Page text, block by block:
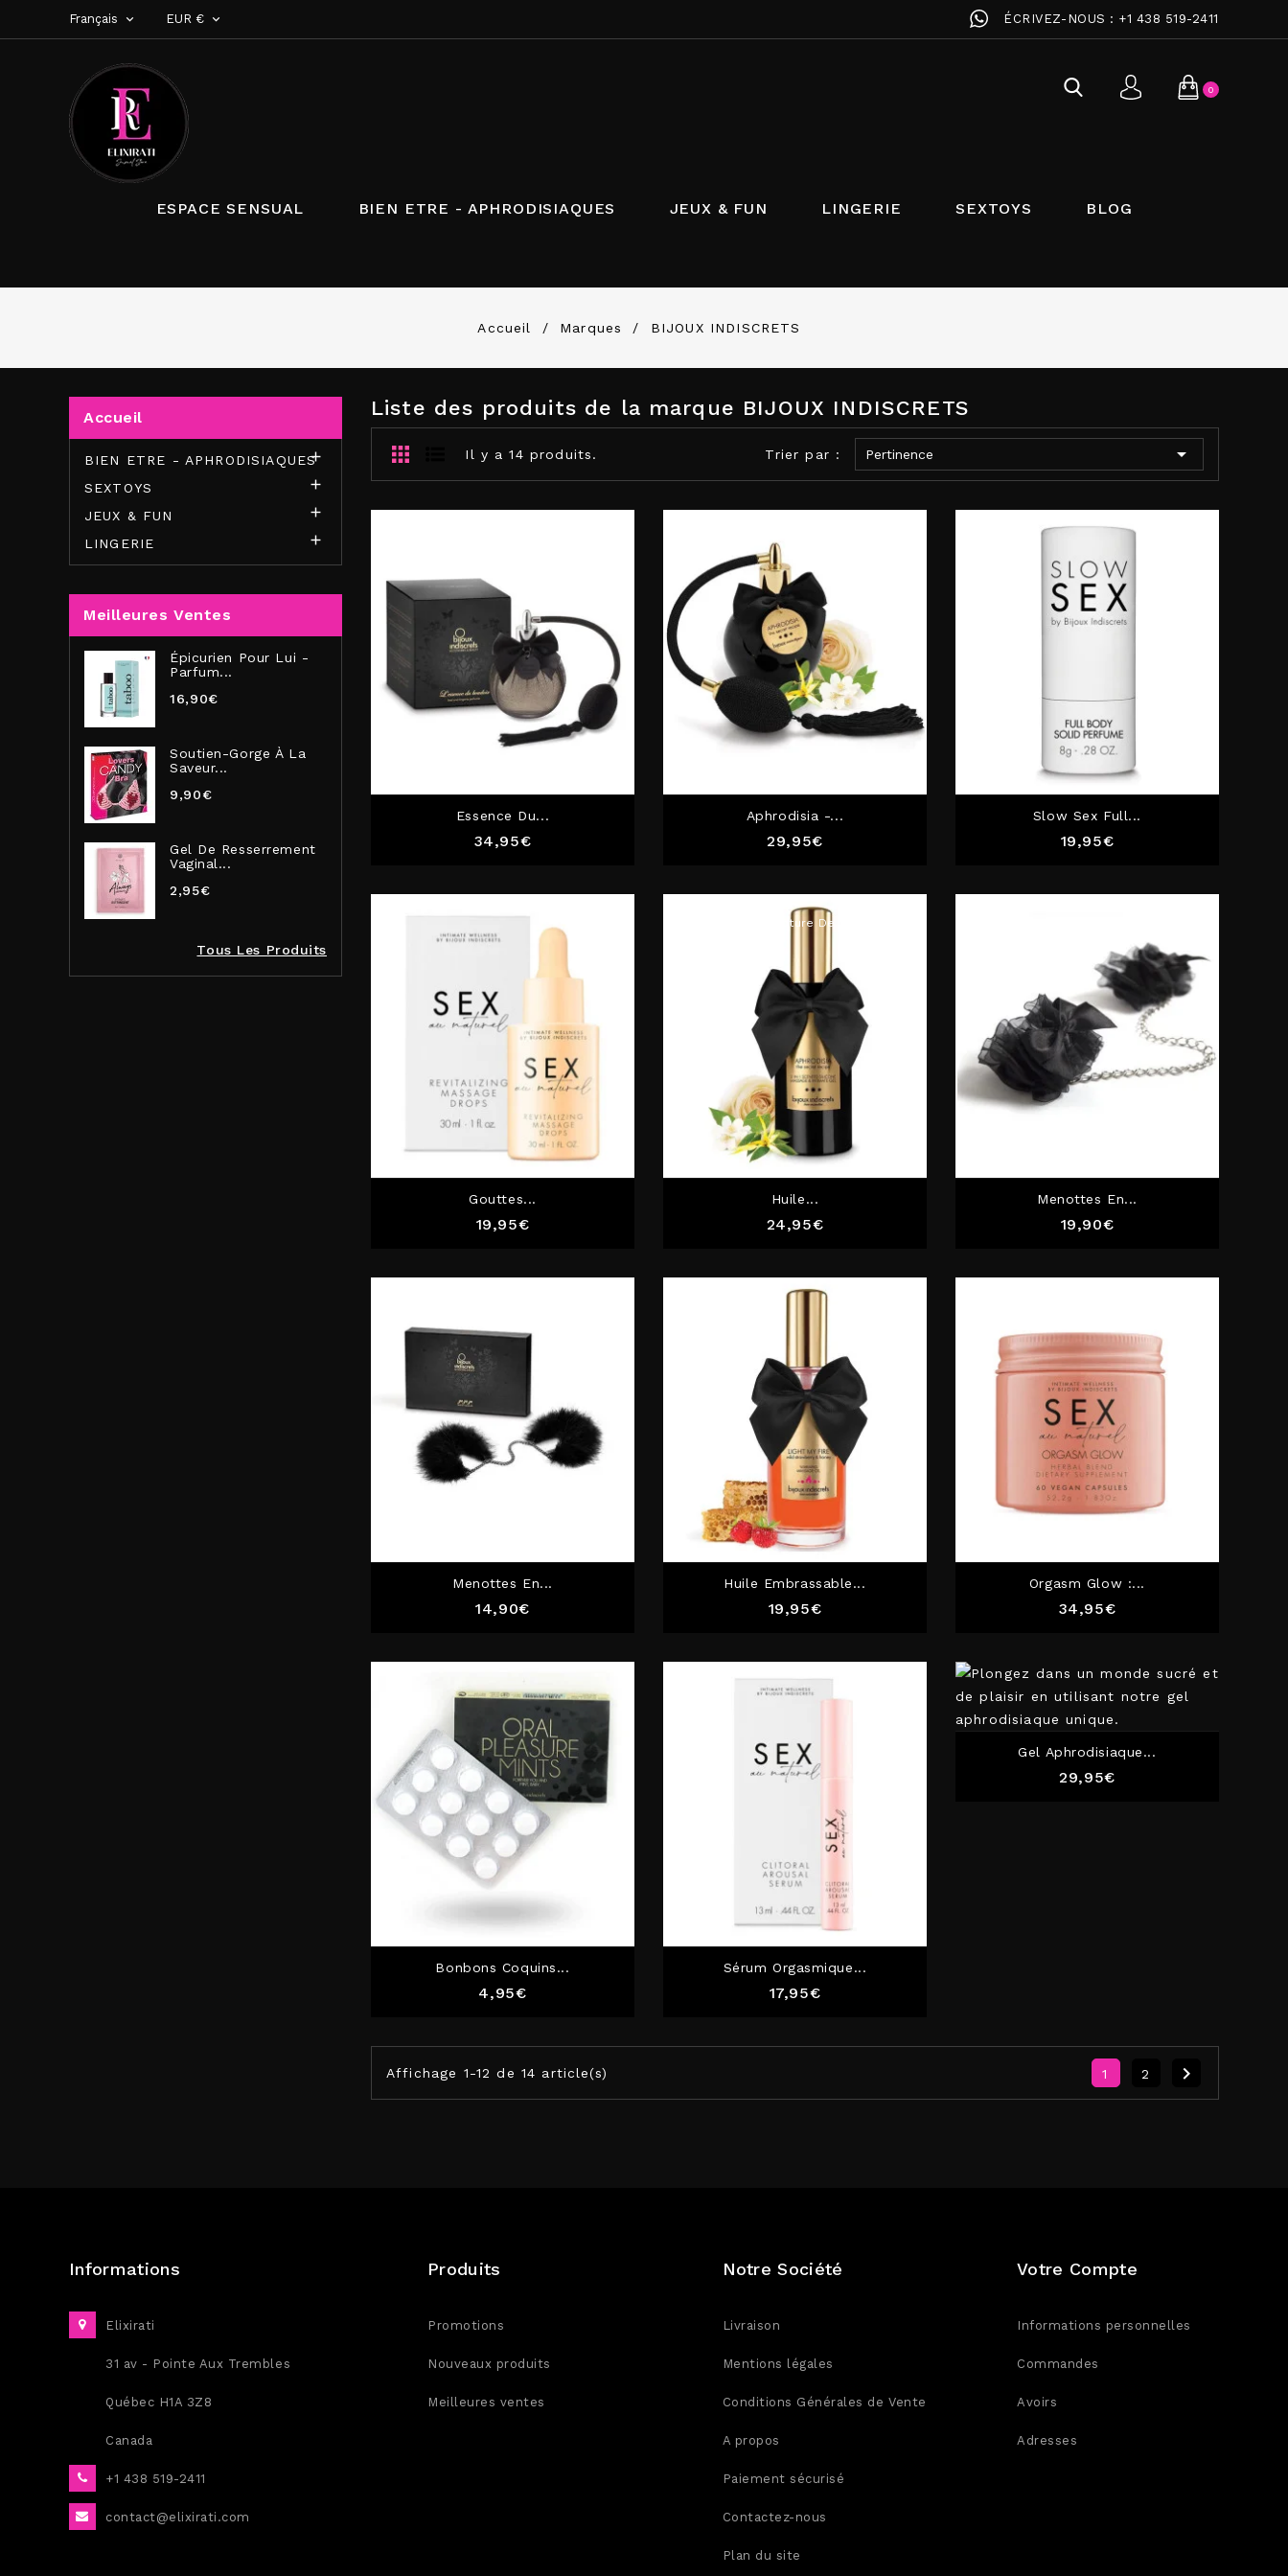
Français  EUR €  ÉCRIVEZ-NOUS : +1 438 519-2411
0
ESPACE SENSUAL BIEN ETRE - APHRODISIAQUES JEUX & FUN LINGERIE SEXTOYS BLOG
Accueil Marques BIJOUX INDISCRETS
Accueil
BIEN ETRE - APHRODISIAQUES

SEXTOYS 
JEUX & FUN 
LINGERIE 
Meilleures Ventes
Épicurien Pour Lui -
Parfum...
16,90€
Soutien-Gorge À La
Saveur...
9,90€
Gel De Resserrement
Vaginal...
2,95€
Tous Les Produits
Liste des produits de la marque BIJOUX INDISCRETS
Il y a 14 produits. Trier par : Pertinence 
Essence Du...
34,95€Prix
Aphrodisia -...
29,95€Prix
Slow Sex Full...
19,95€Prix
Gouttes...
19,95€Prix
Rupture De Stock
Huile...
24,95€Prix
Menottes En...
19,90€Prix
Menottes En...
14,90€Prix
Huile Embrassable...
19,95€Prix
Orgasm Glow :...
34,95€Prix
Bonbons Coquins...
4,95€Prix
Sérum Orgasmique...
17,95€Prix
Gel Aphrodisiaque...
29,95€Prix
Affichage 1-12 de 14 article(s) 1 2 
Informations
Elixirati
31 av - Pointe Aux Trembles
Québec H1A 3Z8
Canada
+1 438 519-2411
contact@elixirati.com
Produits
Promotions
Nouveaux produits
Meilleures ventes
Notre Société
Livraison
Mentions légales
Conditions Générales de Vente
A propos
Paiement sécurisé
Contactez-nous
Plan du site
Votre Compte
Informations personnelles
Commandes
Avoirs
Adresses